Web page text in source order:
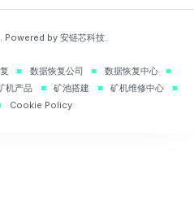
by 安链芯科技.
数据恢复公司
数据恢复中心
机产品 矿池搭建
矿机维修中心
Cookie Policy